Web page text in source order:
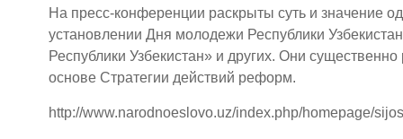
На пресс-конференции раскрыты суть и значение
установлении Дня молодежи Республики
Республики Узбекистан» и других. Они
основе Стратегии действий реформ.
http://www.narodnoeslovo.uz/index.php/homepage/